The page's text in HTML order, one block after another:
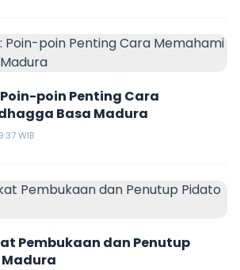
poin Penting Cara
Basa Madura
WIB
Pembukaan dan Penutup